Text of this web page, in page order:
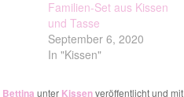
Familien-Set aus Kissen
und Tasse
September 6, 2020
In "Kissen"
Bettina unter Kissenveröffentlicht und mit